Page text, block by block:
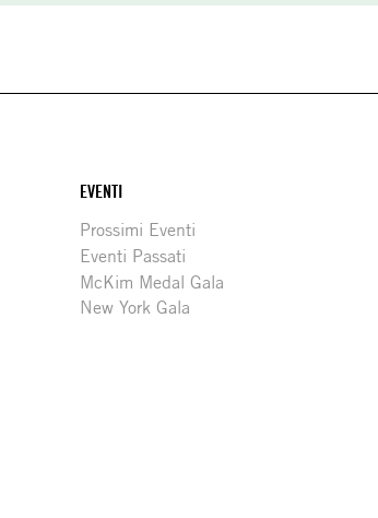
EVENTI
Prossimi Eventi
Eventi Passati
McKim Medal Gala
New York Gala